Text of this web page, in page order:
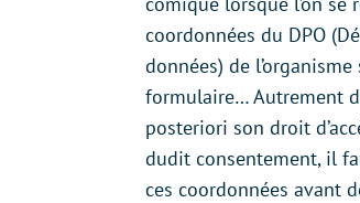
coordonnées du DPO
données) de
formulaire… Autrement
posteriori son droit
dudit consentement, il
ces coordonnées avant